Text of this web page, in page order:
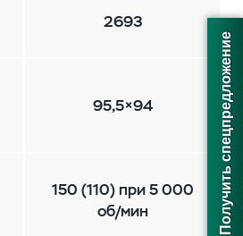
2693
95,5×94
150 (110) при 5 000
об/мин
Получить спецпредложение